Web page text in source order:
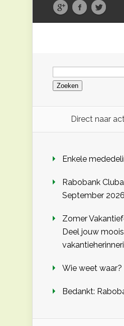
Zoeken
naar:
Direct naar
Enkele
Rabobank
September 2026
Zomer
Deel jouw
Wie weet waar?
Bedankt: